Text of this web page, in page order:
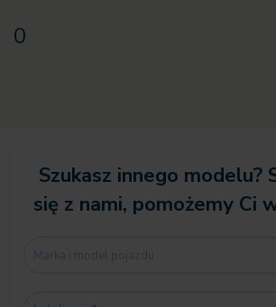
0
Szukasz innego modelu?
się z nami, pomożemy Ci